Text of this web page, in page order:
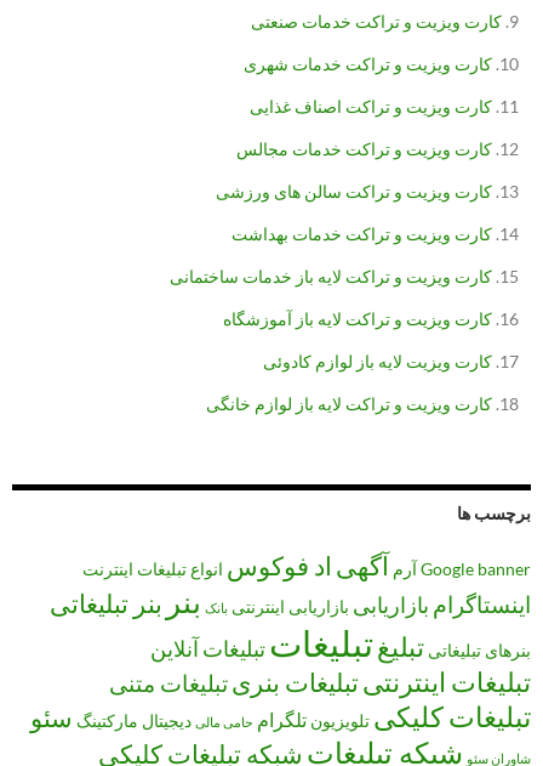
کارت ویزیت و تراکت خدمات صنعتی
کارت ویزیت و تراکت خدمات شهری
کارت ویزیت و تراکت اصناف غذایی
کارت ویزیت و تراکت خدمات مجالس
کارت ویزیت و تراکت سالن های ورزشی
کارت ویزیت و تراکت خدمات بهداشت
کارت ویزیت و تراکت لایه باز خدمات ساختمانی
کارت ویزیت و تراکت لایه باز آموزشگاه
کارت ویزیت لایه باز لوازم کادوئی
کارت ویزیت و تراکت لایه باز لوازم خانگی
برچسب ها
banner
Googleآرم آگهی اد فوکوس انواع تبلیغات اینترنت
اینستاگرام بازاریابی بازاریابی اینترنتی بانک بنر بنر تبلیغاتی
بنرهای تبلیغاتی تبلیغتبلیغاتتبلیغات آنلاین
تبلیغات اینترنتیتبلیغات بنریتبلیغات متنی
تبلیغات کلیکی تلویزیون تلگرام حامی مالی دیجیتال مارکتینگ سئو
شاوران سئو شبکه تبلیغات شبکه تبلیغات کلیکی